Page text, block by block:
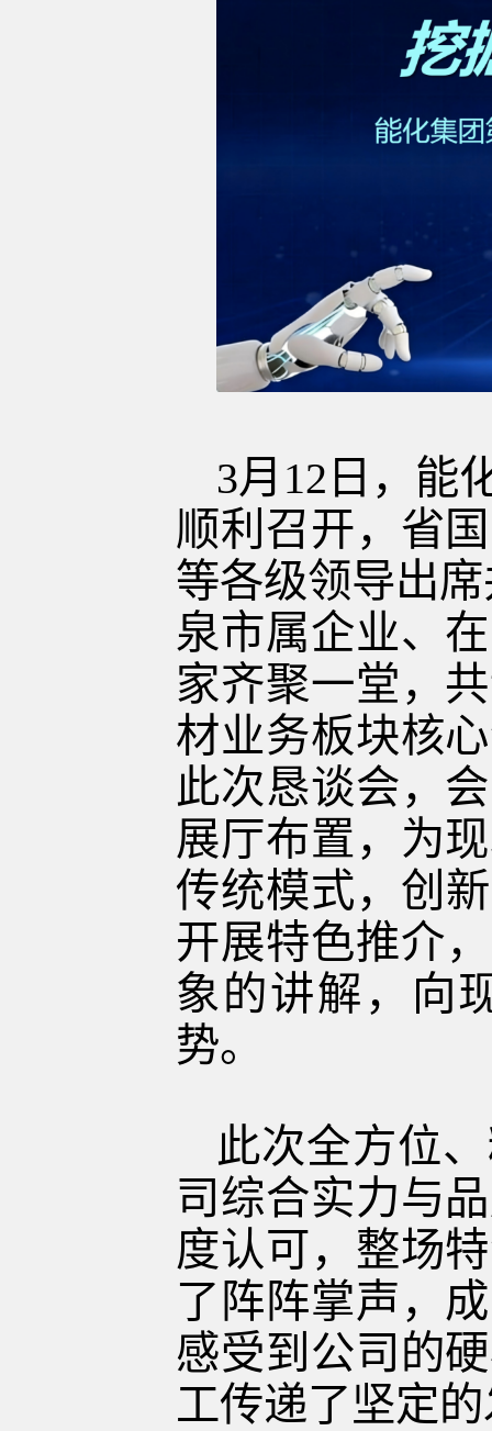
3月 12 日，能
顺利召开，省
等各级领导出
泉市属企业、
家齐聚一堂，
材业务板块核
此次恳谈会，
展厅布置，为
传统模式，创
开展特色推介
象的讲解，向
势。
此次全方位
司综合实力与
度认可，整场
了阵阵掌声，
感受到公司的
工传递了坚定